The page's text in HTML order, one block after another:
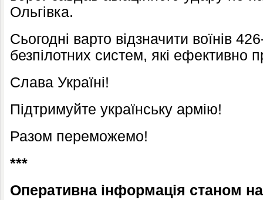
Ольгівка.
Сьогодні варто відзначити воїнів
безпілотних систем, які ефективно
Слава Україні!
Підтримуйте українську армію!
Разом переможемо!
***
Оперативна інформація станом